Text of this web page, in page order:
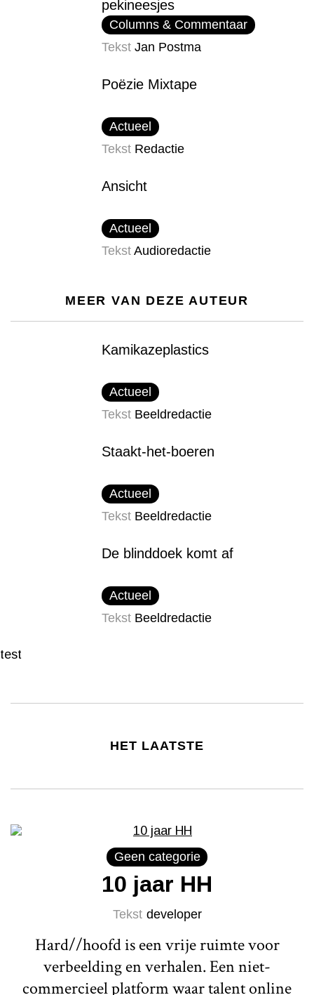
pekineesjes
Columns & Commentaar
Tekst Jan Postma
Poëzie Mixtape
Actueel
Tekst Redactie
Ansicht
Actueel
Tekst Audioredactie
MEER VAN DEZE AUTEUR
Kamikazeplastics
Actueel
Tekst Beeldredactie
Staakt-het-boeren
Actueel
Tekst Beeldredactie
De blinddoek komt af
Actueel
Tekst Beeldredactie
test
HET LAATSTE
Geen categorie
10 jaar HH
Tekst developer
Hard//hoofd is een vrije ruimte voor
verbeelding en verhalen. Een niet-
commercieel platform waar talent online